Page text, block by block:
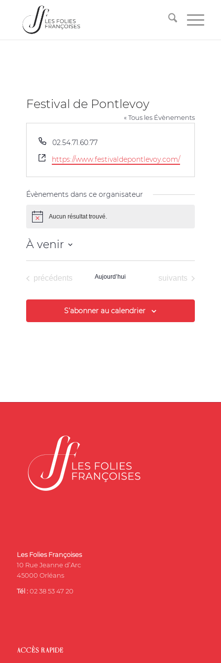
Festival de Pontlevoy
« Tous les Évènements
Téléphone
02.54.71.60.77
Site
web
https://www.festivaldepontlevoy.com/
Évènements dans ce organisateur
NoticeAucun résultat trouvé.
À venir
date.Évènements
précédents Aujourd’hui Évènements
suivants
S’abonner au calendrier
Les Folies Françoises
10 Rue Jeanne d’Arc
45000 Orléans
Tél : 02 38 53 47 20
ACCÈS RAPIDE